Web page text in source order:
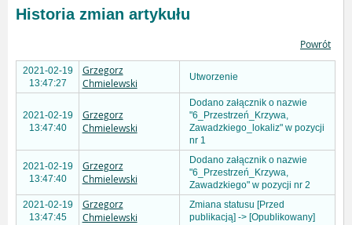
Historia zmian artykułu
Powrót
2021-02-19
13:47:27
Grzegorz
Chmielewski
Utworzenie
2021-02-19
13:47:40
Grzegorz
Chmielewski
Dodano załącznik o nazwie
"6_Przestrzeń_Krzywa,
Zawadzkiego_lokaliz" w pozycji
nr 1
2021-02-19
13:47:40
Grzegorz
Chmielewski
Dodano załącznik o nazwie
"6_Przestrzeń_Krzywa,
Zawadzkiego" w pozycji nr 2
2021-02-19
13:47:45
Grzegorz
Chmielewski
Zmiana statusu [Przed
publikacją] -> [Opublikowany]